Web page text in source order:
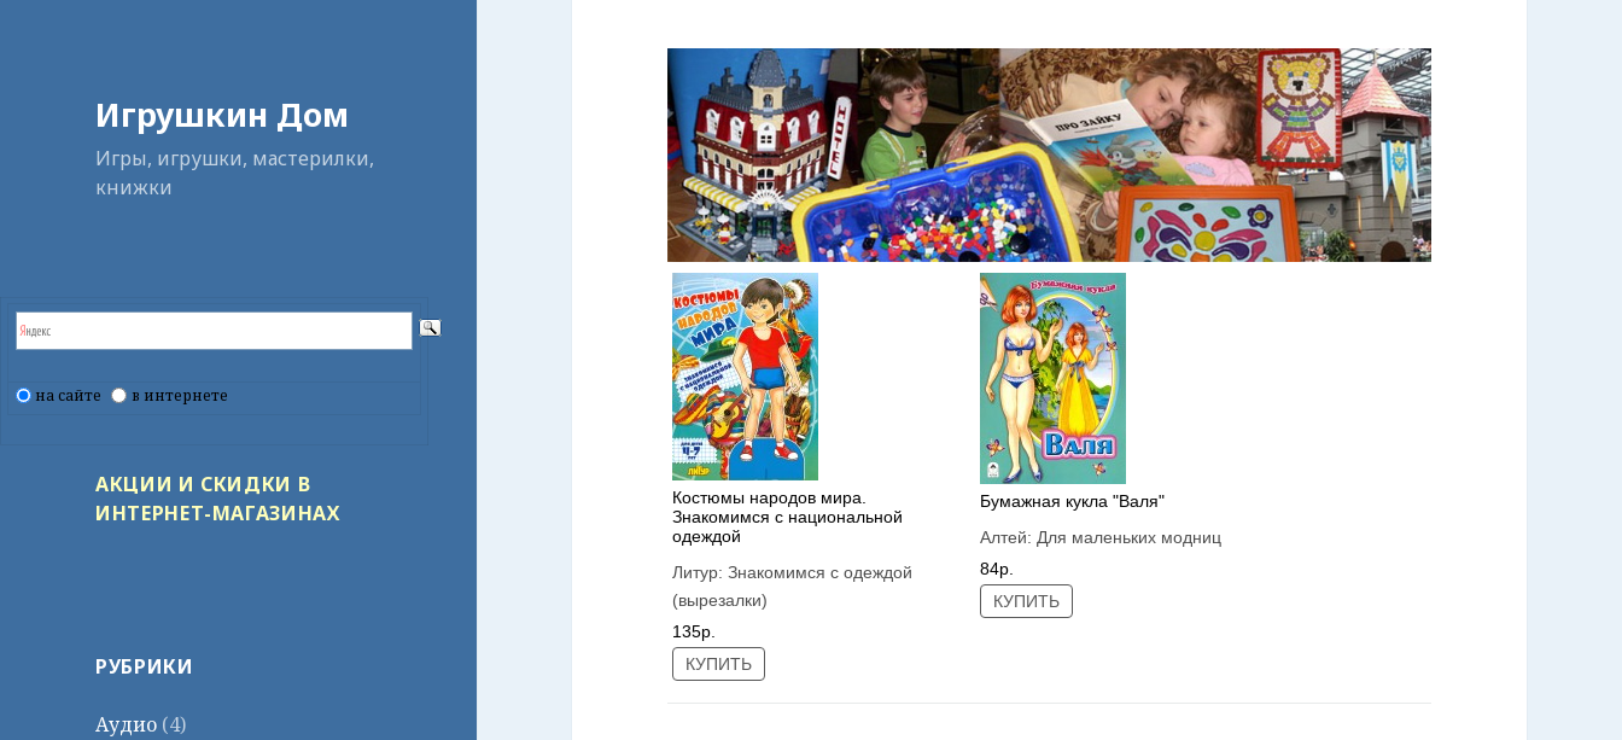
Игрушкин Дом
Игры, игрушки, мастерилки,
книжки
на сайте в интернете
АКЦИИ И СКИДКИ В
ИНТЕРНЕТ-МАГАЗИНАХ
РУБРИКИ
Аудио (4)
Костюмы народов мира.
Знакомимся с национальной
одеждой
Литур:Знакомимся с одеждой
(вырезалки)
135р.
КУПИТЬ
Бумажная кукла "Валя"
Алтей: Для маленьких модниц
84р.
КУПИТЬ